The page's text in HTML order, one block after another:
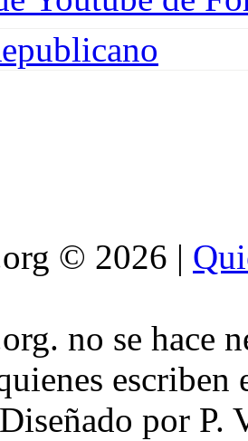
© 2026 |
no se hace
escriben
por